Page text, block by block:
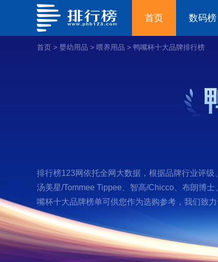
首页 数码榜
首页 > 婴幼用品 > 喂养用品 > 鸭嘴杯十大品牌排行榜
排行榜123网依托全网大数据，根据品牌行业评
汤美星/Tommee Tippee、智高/Chicco、布朗博
嘴杯十大品牌榜单可供您作为选购参考，我们致